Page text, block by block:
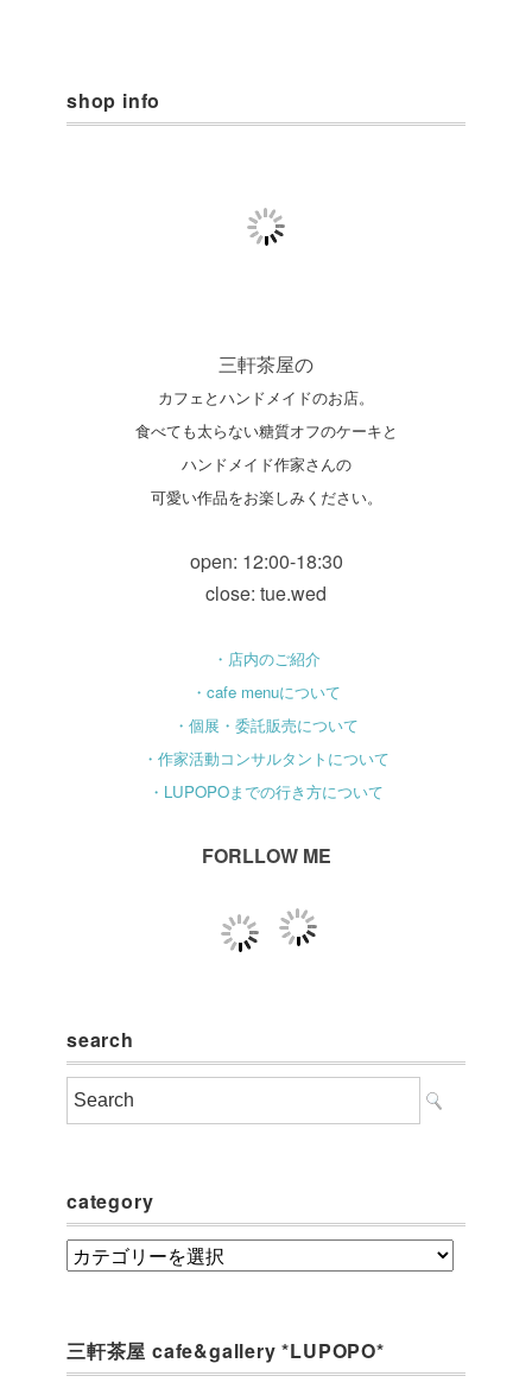
shop info
三軒茶屋の
カフェとハンドメイドのお店。
食べても太らない糖質オフのケーキと
ハンドメイド作家さんの
可愛い作品をお楽しみください。
open: 12:00-18:30
close: tue.wed
・店内のご紹介
・cafe menuについて
・個展・委託販売について
・作家活動コンサルタントについて
・LUPOPOまでの行き方について
FORLLOW ME
search
category
category
三軒茶屋 cafe&gallery *LUPOPO*